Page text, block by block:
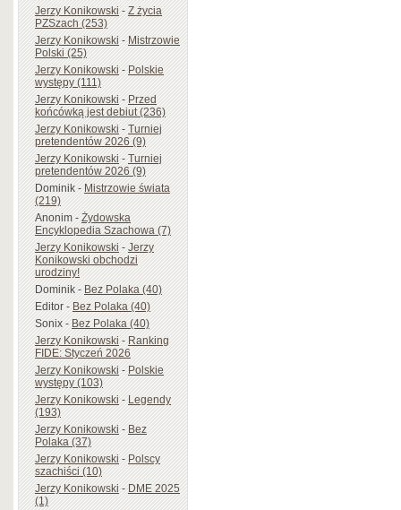
Jerzy Konikowski-Z życia
PZSzach (253)
Jerzy Konikowski-Mistrzowie
Polski (25)
Jerzy Konikowski-Polskie
występy (111)
Jerzy Konikowski-Przed
końcówką jest debiut (236)
Jerzy Konikowski-Turniej
pretendentów 2026 (9)
Jerzy Konikowski-Turniej
pretendentów 2026 (9)
Dominik-Mistrzowie świata
(219)
Anonim-Żydowska
Encyklopedia Szachowa (7)
Jerzy Konikowski-Jerzy
Konikowski obchodzi
urodziny!
Dominik-Bez Polaka (40)
Editor-Bez Polaka (40)
Sonix-Bez Polaka (40)
Jerzy Konikowski-Ranking
FIDE: Styczeń 2026
Jerzy Konikowski-Polskie
występy (103)
Jerzy Konikowski-Legendy
(193)
Jerzy Konikowski-Bez
Polaka (37)
Jerzy Konikowski-Polscy
szachiści (10)
Jerzy Konikowski-DME 2025
(1)